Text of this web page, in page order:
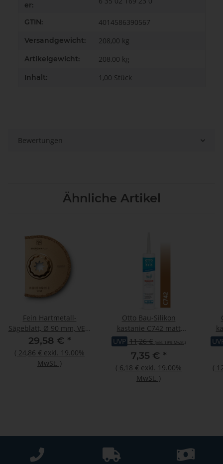
er:
GTIN: 4014586390567
Versandgewicht: 208,00 kg
Artikelgewicht: 208,00 kg
Inhalt: 1,00 Stück
Bewertungen
Ähnliche Artikel
Fein Hartmetall-
Sägeblatt, Ø 90 mm, VE 1
St, Aufnahme
StarlockPlus
29,58 € *
( 24,86 € exkl. 19.00%
MwSt. )
Otto Bau-Silikon
kastanie C742 matt
"OTTOSEAL S110"
Premium 310 ml
Kartusche
UVP 11,26 € (inkl. 19% MwSt.)
7,35 € *
( 6,18 € exkl. 19.00%
MwSt. )
(